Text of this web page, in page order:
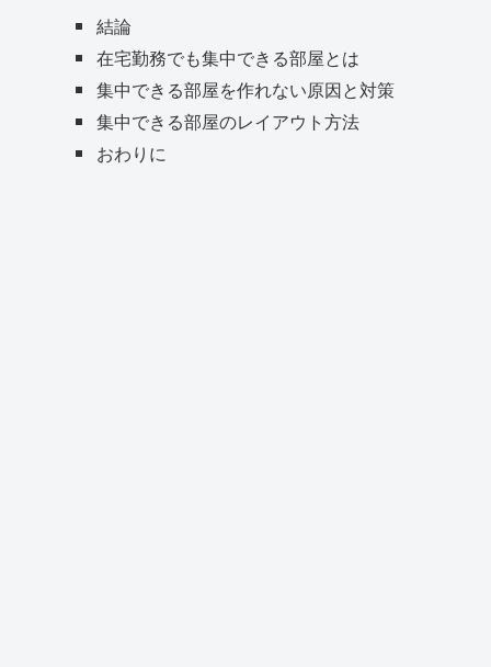
結論
在宅勤務でも集中できる部屋とは
集中できる部屋を作れない原因と対策
集中できる部屋のレイアウト方法
おわりに